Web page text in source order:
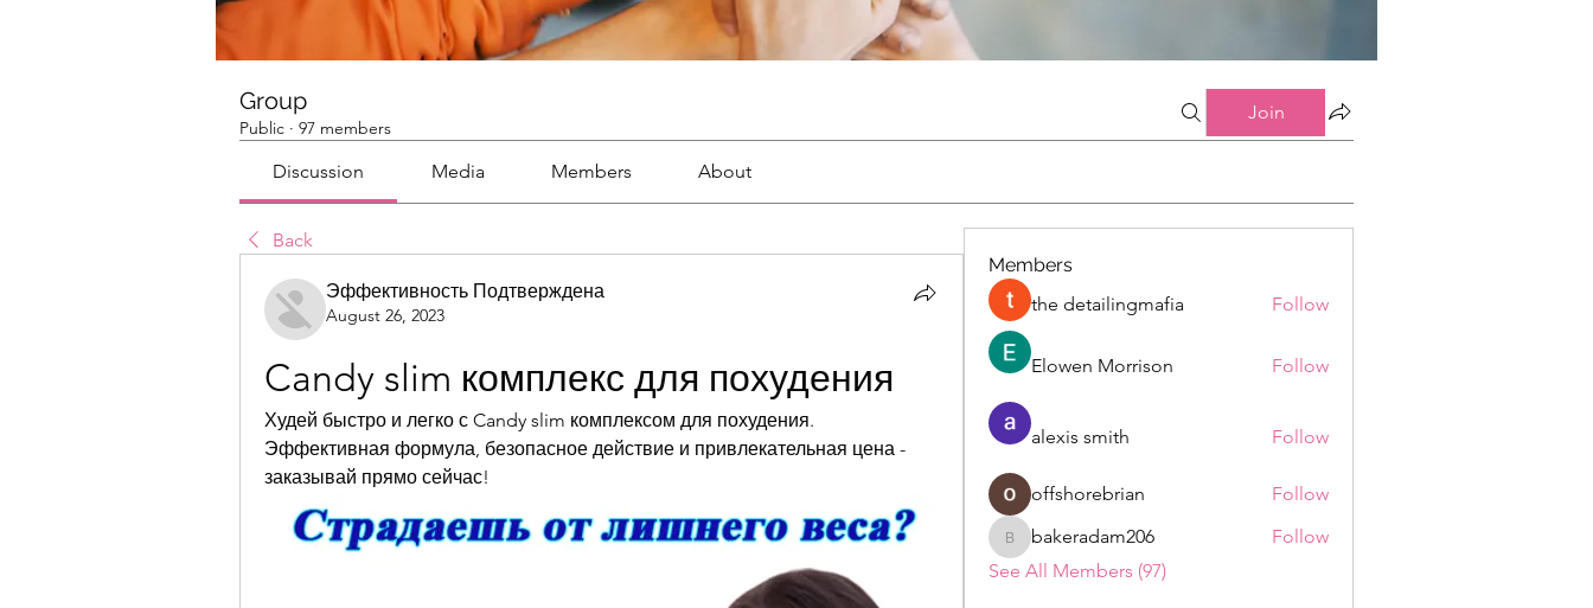
Group
Public · 97 members
Join
Discussion Media Members About
Back
Эффективность Подтверждена
August 26, 2023
Candy slim комплекс для похудения
Худей быстро и легко с Candy slim комплексом для похудения.
Эффективная формула, безопасное действие и привлекательная цена -
заказывай прямо сейчас!
Members
the detailingmafia
Follow
Elowen Morrison Follow
alexis smith Follow
offshorebrian Follow
bakeradam206
bakeradam206
Follow
See All Members (97)